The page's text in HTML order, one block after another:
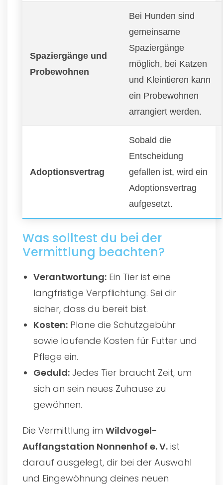
Spaziergänge und
Probewohnen
Bei Hunden sind
gemeinsame
Spaziergänge
möglich, bei Katzen
und Kleintieren kann
ein Probewohnen
arrangiert werden.
Adoptionsvertrag
Sobald die
Entscheidung
gefallen ist, wird ein
Adoptionsvertrag
aufgesetzt.
Was solltest du bei der
Vermittlung beachten?
Verantwortung: Ein Tier ist eine
langfristige Verpflichtung. Sei dir
sicher, dass du bereit bist.
Kosten: Plane die Schutzgebühr
sowie laufende Kosten für Futter und
Pflege ein.
Geduld: Jedes Tier braucht Zeit, um
sich an sein neues Zuhause zu
gewöhnen.
Die Vermittlung im Wildvogel-
Auffangstation Nonnenhof e. V. ist
darauf ausgelegt, dir bei der Auswahl
und Eingewöhnung deines neuen